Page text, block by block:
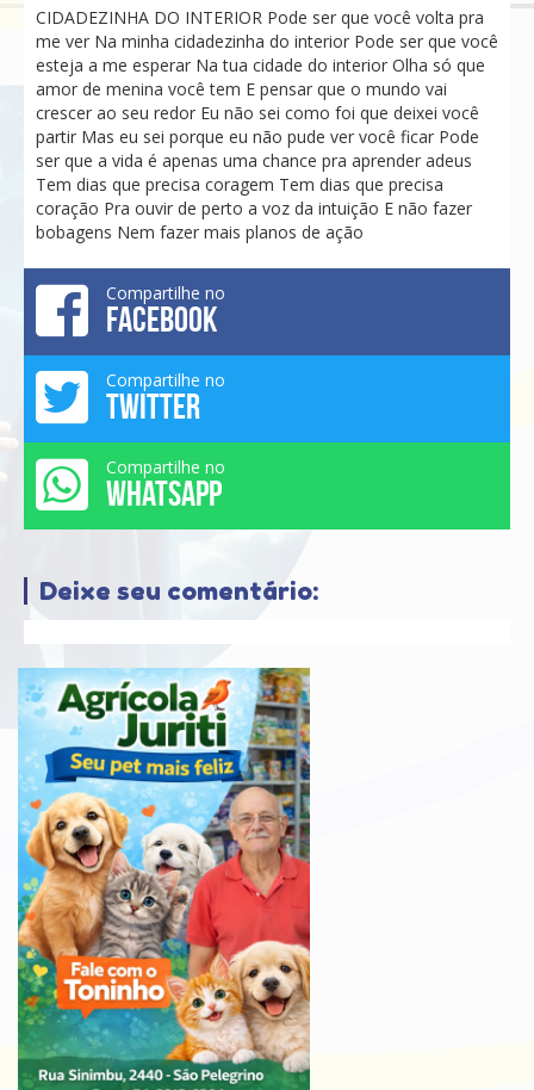
CIDADEZINHA DO INTERIOR Pode ser que você volta pra
me ver Na minha cidadezinha do interior Pode ser que você
esteja a me esperar Na tua cidade do interior Olha só que
amor de menina você tem E pensar que o mundo vai
crescer ao seu redor Eu não sei como foi que deixei você
partir Mas eu sei porque eu não pude ver você ficar Pode
ser que a vida é apenas uma chance pra aprender adeus
Tem dias que precisa coragem Tem dias que precisa
coração Pra ouvir de perto a voz da intuição E não fazer
bobagens Nem fazer mais planos de ação
Compartilhe no
FACEBOOK
Compartilhe no
TWITTER
Compartilhe no
WHATSAPP
Deixe seu comentário: